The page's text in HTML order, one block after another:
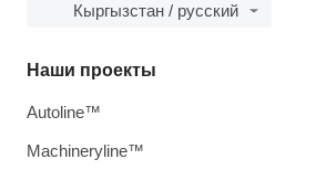
Кыргызстан / русский
Наши проекты
Autoline™
Machineryline™